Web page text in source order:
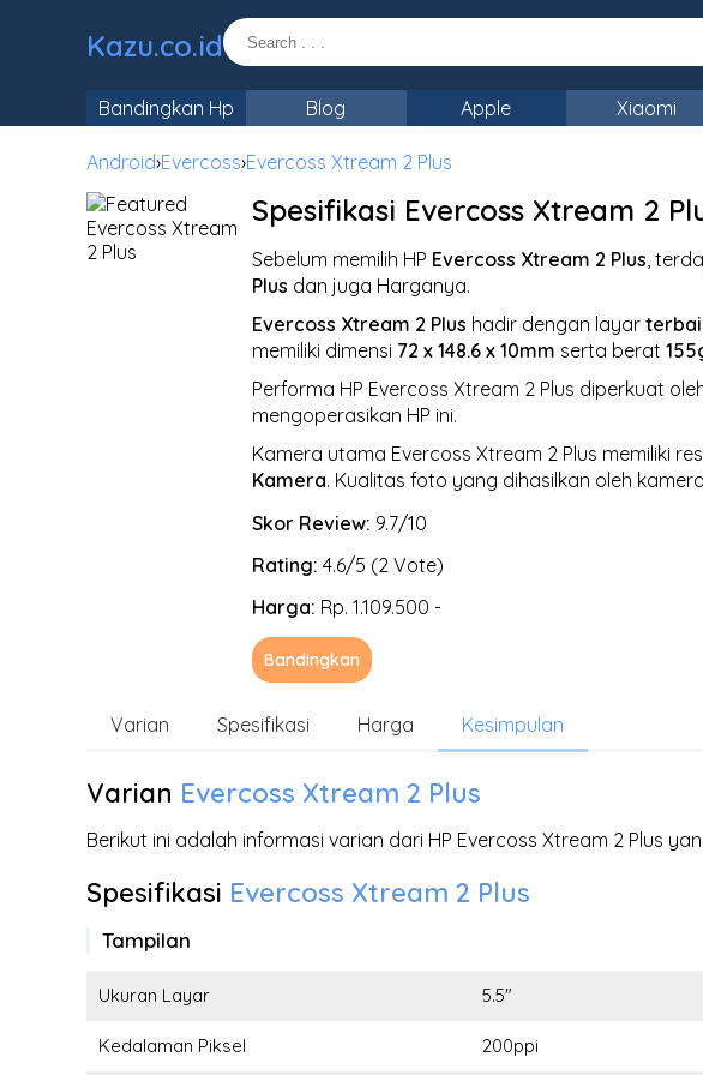
Kazu.co.id
Bandingkan Hp Blog Apple Xiaomi
Android›Evercoss›Evercoss Xtream 2 Plus
Spesifikasi Evercoss Xtream 2
Sebelum memilih HP Evercoss Xtream 2 Plus,
Plus dan juga Harganya.
Evercoss Xtream 2 Plus hadir dengan layar
memiliki dimensi 72 x 148.6 x 10mm serta berat
Performa HP Evercoss Xtream 2 Plus diperkuat
mengoperasikan HP ini.
Kamera utama Evercoss Xtream 2 Plus memiliki
Kamera. Kualitas foto yang dihasilkan oleh
Skor Review: 9.7/10
Rating: 4.6/5 (2 Vote)
Harga: Rp. 1.109.500 -
Bandingkan
Varian Spesifikasi Harga Kesimpulan
Varian Evercoss Xtream 2 Plus
Berikut ini adalah informasi varian dari HP Evercoss Xtream 2 Plus
Spesifikasi Evercoss Xtream 2 Plus
Tampilan
Ukuran Layar 5.5"
Kedalaman Piksel 200ppi